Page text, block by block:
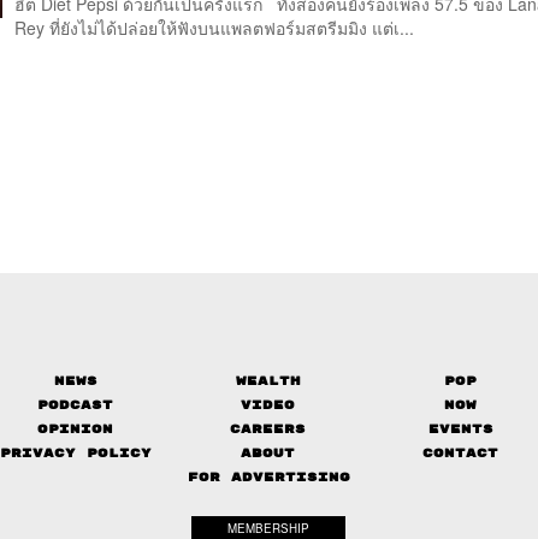
Rey ที่ยังไม่ได้ปล่อยให้ฟังบนแพลตฟอร์มสตรีมมิง แต่เ...
News Wealth
Pop
Podcast
Video
Now
Opinion
Careers
Events
Privacy Policy
About
Contact
FOR ADVERTISING
MEMBERSHIP